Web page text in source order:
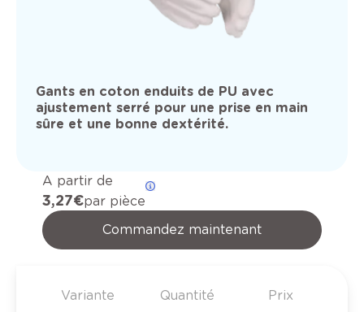
Gants en coton enduits de PU avec
ajustement serré pour une prise en main
sûre et une bonne dextérité.
A partir de
3,27 €par pièce
Commandez maintenant
Variante Quantité Prix